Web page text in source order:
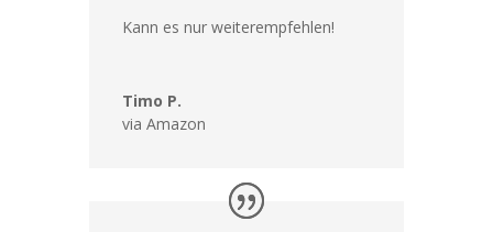
Kann es nur weiterempfehlen!
Timo P.
via Amazon